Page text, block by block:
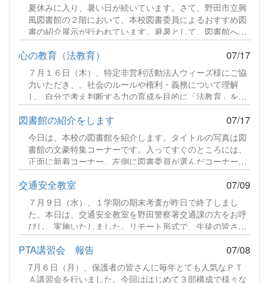
夏休みに入り、暑い日が続いています。さて、野田市立興
風図書館の２階において、本校図書委員によるおすすめ図
書の紹介展示が行われています。避暑として、図書館へお
越しいただき、その際は、ぜひご覧ください。続きをみる
心の教育（法教育） 07/17
７月１６日（木）、特定非営利活動法人ウィーズ様にご協
力いただき、。社会のルールや権利・義務について理解
し、自分で考え判断する力の育成を目的に「法教育」を実
施しました。講師は、司法書士の先生を迎え、各クラスで
展開しました。講師の話に耳を傾け、班ごとのディスカッ
ションに参加し、真剣に取り組んでいる様子を見ることが
できました。続きをみる
図書館の紹介をします 07/17
今日は、本校の図書館を紹介します。タイトルの写真は図
書館の文豪特集コーナーです。入ってすぐのところには、
正面に新着コーナー、左側に図書委員が選んだコーナー、
右側に準新着コーナー、そして、文豪特集や司書の先生が
選んだ本が並べられています。また、図書だよりを発行し
ました。図書委員会の活動報告や新着図書の案内をしてい
ます。夏休み中の開館スケジュールも載せましたので、生
徒の皆さん、ぜひ来館ください。 図書だよりR8.7.pdf 341
KB ファイルダウンロードについて ダウンロード 続きをみ
る
交通安全教室 07/09
７月９日（水）、１学期の期末考査が昨日で終了しまし
た。本日は、交通安全教室を野田警察署交通課の方をお呼
びし、実施いたしました。リモート形式で、生徒の皆さん
は教室で講師のお話をお聞きしました。続きをみる
PTA講習会 報告 07/08
7月６日（月）、保護者の皆さんに毎年とても人気なＰＴ
Ａ講習会を行いました。今回ははじめて３部構成で様々な